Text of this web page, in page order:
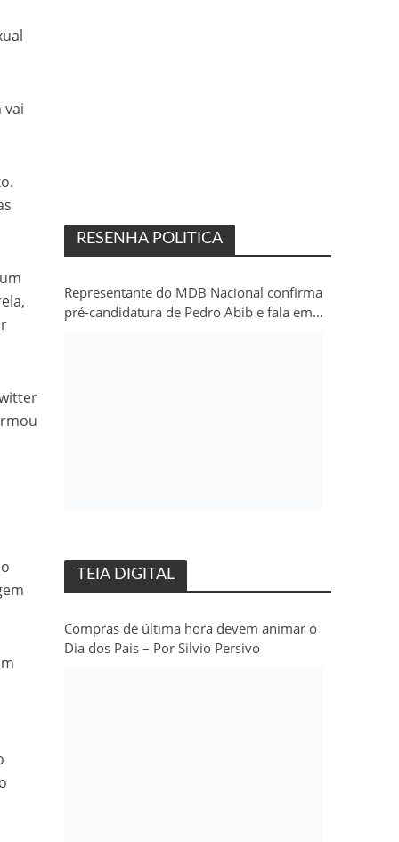
vai
RESENHA POLITICA
Representante do MDB Nacional confirma
pré-candidatura de Pedro Abib e fala em
TEIA DIGITAL
Compras de última hora devem animar o
Dia dos Pais – Por Silvio Persivo